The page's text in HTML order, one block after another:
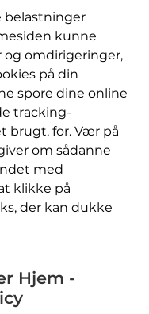
belastninger
kunne
omdirigeringer,
på din
spore dine online
tracking-
brugt, for. Vær på
om sådanne
med
klikke på
der kan dukke
Hjem -